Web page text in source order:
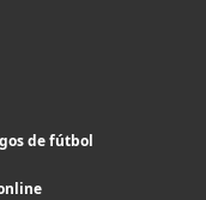
de fútbol